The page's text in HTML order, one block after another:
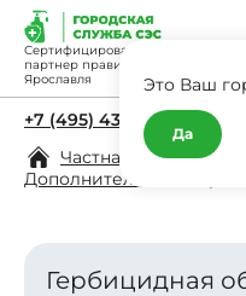
Это Ваш
Да
Сертифицированный
партнер правительства
Ярославля
+7 (495) 431-11-45
Частная
Дополнительно
Гербицидная